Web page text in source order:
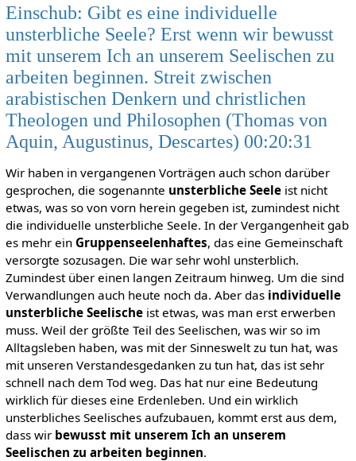
Einschub: Gibt es eine individuelle
unsterbliche Seele? Erst wenn wir bewusst
mit unserem Ich an unserem Seelischen zu
arbeiten beginnen. Streit zwischen
arabistischen Denkern und christlichen
Theologen und Philosophen (Thomas von
Aquin, Augustinus, Descartes) 00:20:31
Wir haben in vergangenen Vorträgen auch schon darüber
gesprochen, die sogenannte unsterbliche Seeleist nicht
etwas, was so von vorn herein gegeben ist, zumindest nicht
die individuelle unsterbliche Seele. In der Vergangenheit gab
es mehr ein Gruppenseelenhaftes, das eine Gemeinschaft
versorgte sozusagen. Die war sehr wohl unsterblich.
Zumindest über einen langen Zeitraum hinweg. Um die sind
Verwandlungen auch heute noch da. Aber das individuelle
unsterbliche Seelischeist etwas, was man erst erwerben
muss. Weil der größte Teil des Seelischen, was wir so im
Alltagsleben haben, was mit der Sinneswelt zu tun hat, was
mit unseren Verstandesgedanken zu tun hat, das ist sehr
schnell nach dem Tod weg. Das hat nur eine Bedeutung
wirklich für dieses eine Erdenleben. Und ein wirklich
unsterbliches Seelisches aufzubauen, kommt erst aus dem,
dass wir bewusst mit unserem Ich an unserem
Seelischen zu arbeiten beginnen.